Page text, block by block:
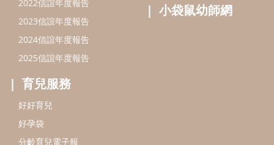
線上教養諮詢
出版服務
信誼基金出版社
閱讀推廣
Bookstart閱讀起步走
信誼幼兒文學獎
信誼兒童動畫獎